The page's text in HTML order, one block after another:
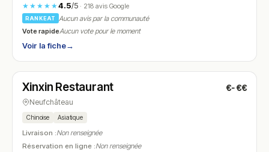
★★★★★4.5/5· 218 avis Google
RANKEAT
Aucun avis par la communauté
Vote rapideAucun vote pour le moment
Voir la fiche→
N° 14
Xinxin Restaurant €-€€
Neufchâteau
Chinoise Asiatique
Livraison :Non renseignée
Réservation en ligne :Non renseignée